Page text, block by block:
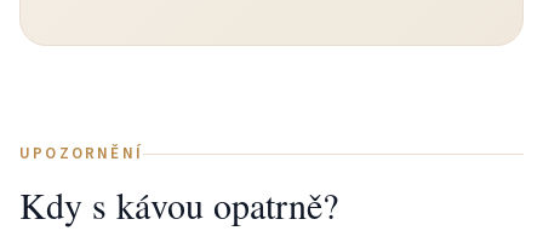
UPOZORNĚNÍ
Kdy s kávou opatrně?